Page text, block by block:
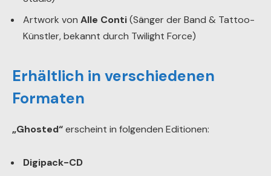
Artwork von Alle Conti(Sänger der Band & Tattoo-
Künstler, bekannt durch Twilight Force)
Erhältlich in verschiedenen
Formaten
„Ghosted“erscheint in folgenden Editionen:
Digipack-CD